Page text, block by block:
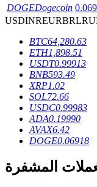
DOGEDogecoin
USDINREURBRL
BTC64,280.63
ETH1,898.51
USDT0.99913
BNB593.49
XRP1.02
SOL72.66
USDC0.99983
ADA0.19990
AVAX6.42
DOGE0.06918
المشفرة